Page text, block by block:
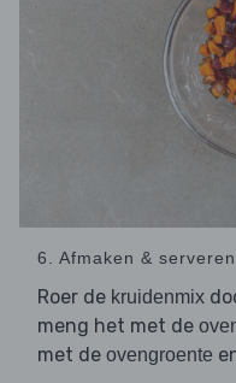
6. Afmaken & serveren
Roer de kruidenmix
meng het met de
met de ovengroente